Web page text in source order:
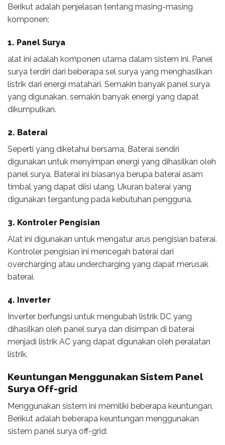
Berikut adalah penjelasan tentang masing-masing
komponen:
1. Panel Surya
alat ini adalah komponen utama dalam sistem ini. Panel
surya terdiri dari beberapa sel surya yang menghasilkan
listrik dari energi matahari. Semakin banyak panel surya
yang digunakan, semakin banyak energi yang dapat
dikumpulkan.
2. Baterai
Seperti yang diketahui bersama, Baterai sendiri
digunakan untuk menyimpan energi yang dihasilkan oleh
panel surya. Baterai ini biasanya berupa baterai asam
timbal yang dapat diisi ulang. Ukuran baterai yang
digunakan tergantung pada kebutuhan pengguna.
3. Kontroler Pengisian
Alat ini digunakan untuk mengatur arus pengisian baterai.
Kontroler pengisian ini mencegah baterai dari
overcharging atau undercharging yang dapat merusak
baterai.
4. Inverter
Inverter berfungsi untuk mengubah listrik DC yang
dihasilkan oleh panel surya dan disimpan di baterai
menjadi listrik AC yang dapat digunakan oleh peralatan
listrik.
Keuntungan Menggunakan Sistem Panel
Surya Off-grid
Menggunakan sistem ini memiliki beberapa keuntungan.
Berikut adalah beberapa keuntungan menggunakan
sistem panel surya off-grid: